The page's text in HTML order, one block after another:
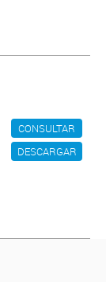
CONSULTAR
DESCARGAR